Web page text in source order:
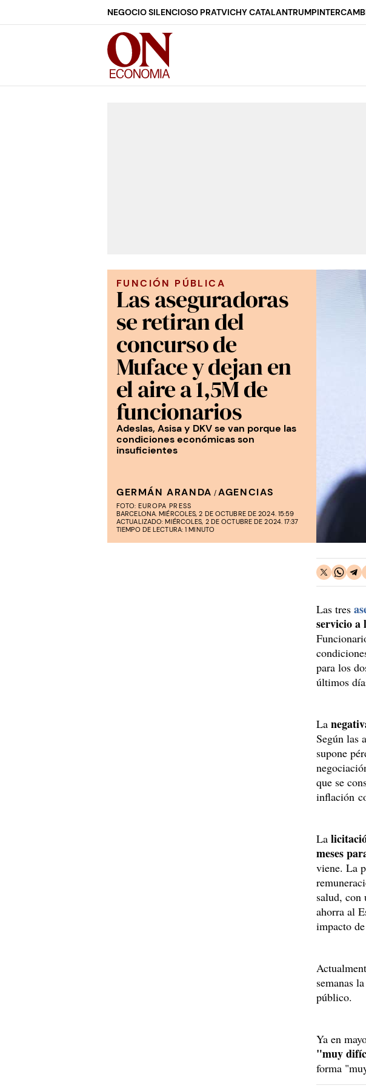
NEGOCIO SILENCIOSO PRATVICHY CATALANTRUMP
FUNCIÓN PÚBLICA
Las aseguradoras
se retiran del
concurso de
Muface y dejan en
el aire a 1,5M de
funcionarios
Adeslas, Asisa y DKV se van porque las
condiciones económicas son
insuficientes
GERMÁN ARANDA /AGENCIAS
FOTO: EUROPA PRESS
BARCELONA. MIÉRCOLES, 2 DE OCTUBRE DE 2024. 15:59
ACTUALIZADO: MIÉRCOLES, 2 DE OCTUBRE DE 2024. 17:37
TIEMPO DE LECTURA: 1 MINUTO
Las tres
servicio a
para los
últimos
La
Según las
supone
que se
inflación
La
meses
viene. La
salud, con
ahorra al
impacto
semanas
público.
Ya en
"muy
forma